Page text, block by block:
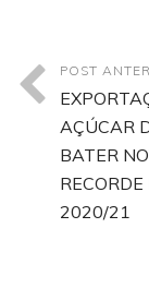
POST
AÇÚCAR
BATER
RECORDE
2020/21